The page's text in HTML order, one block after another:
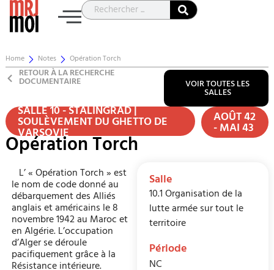
Home Notes Opération Torch
RETOUR À LA RECHERCHE
DOCUMENTAIRE VOIR TOUTES LES
SALLES
SALLE 10 - STALINGRAD |
SOULÈVEMENT DU GHETTO DE
VARSOVIE
AOÛT 42
- MAI 43
Opération Torch
L’ « Opération Torch » est
le nom de code donné au
débarquement des Alliés
anglais et américains le 8
novembre 1942 au Maroc et
en Algérie. L’occupation
d’Alger se déroule
pacifiquement grâce à la
Salle
10.1 Organisation de la
lutte armée sur tout le
territoire
Période
NC